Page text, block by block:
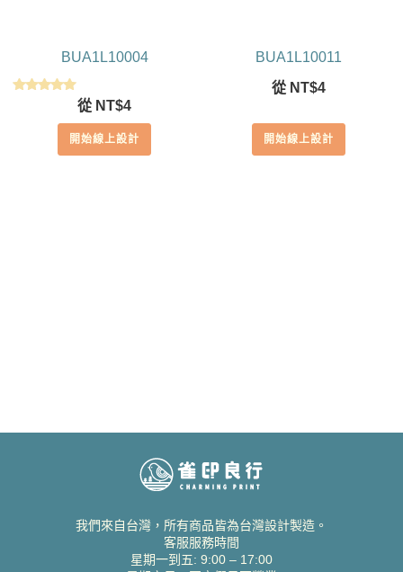
BUA1L10004
滿分 5
從 NT$4
開始線上設計
BUA1L10011
從 NT$4
開始線上設計
我們來自台灣，所有商品皆為台灣設計製造。
客服服務時間
星期一到五: 9:00 – 17:00